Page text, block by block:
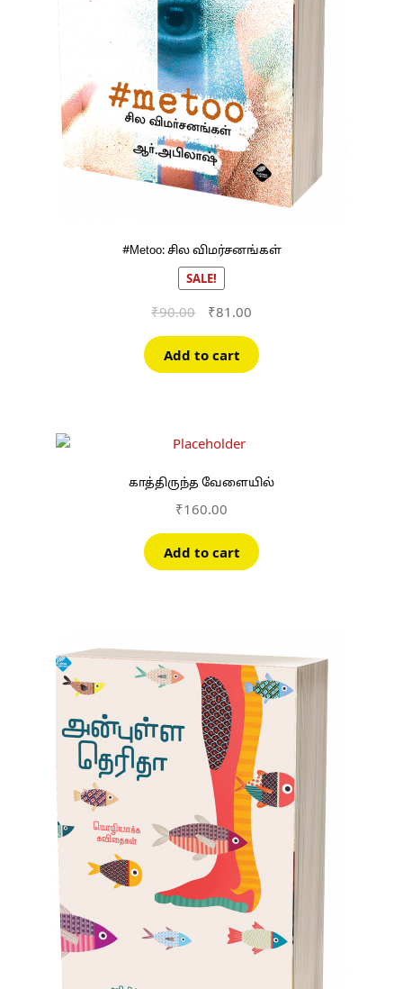
#Metoo: சில விமர்சனங்கள்
SALE!
₹90.00
Original
was:
₹90.00.
₹81.00Current
is:
₹81.00.
Add to cart
காத்திருந்த வேளையில்
₹160.00
Add to cart